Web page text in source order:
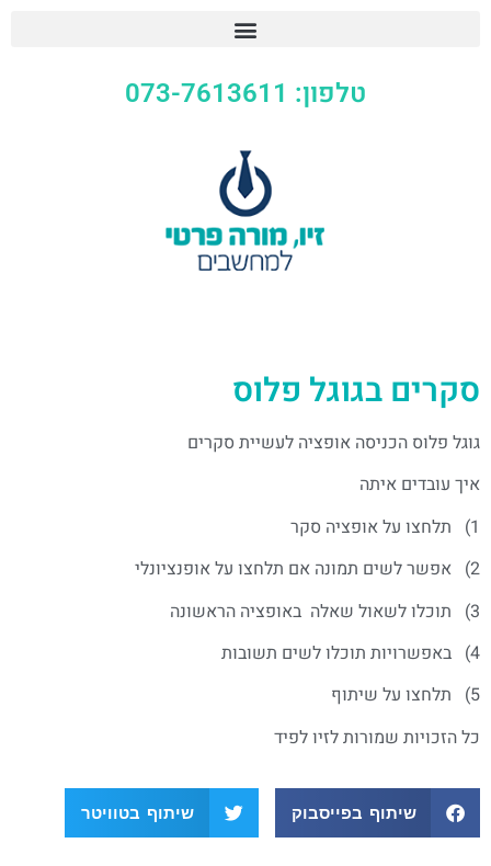
טלפון: 073-7613611
סקרים בגוגל פלוס
גוגל פלוס הכניסה אופציה לעשיית סקרים
איך עובדים איתה
1) תלחצו על אופציה סקר
2) אפשר לשים תמונה אם תלחצו על אופנציונלי
3) תוכלו לשאול שאלה באופציה הראשונה
4) באפשרויות תוכלו לשים תשובות
5) תלחצו על שיתוף
כל הזכויות שמורות לזיו לפיד
שיתוף בפייסבוק שיתוף בטוויטר